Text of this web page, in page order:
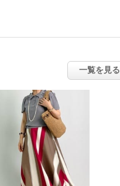
一覧を見る